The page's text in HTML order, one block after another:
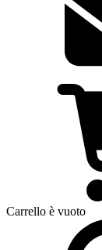
Carrello è vuoto